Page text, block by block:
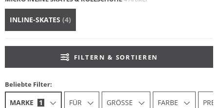
INLINE-SKATES (4)
FILTERN & SORTIEREN
Beliebte Filter:
MARKE 1 FÜR GRÖSSE FARBE